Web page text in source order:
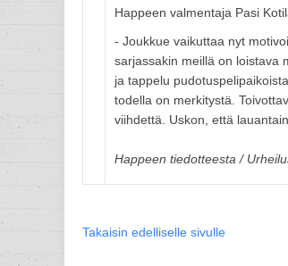
Happeen valmentaja Pasi
- Joukkue vaikuttaa nyt
sarjassakin meillä on loistava
ja tappelu
todella on merkitystä.
viihdettä. Uskon, että
Happeen tiedotteesta /
Takaisin edelliselle sivulle